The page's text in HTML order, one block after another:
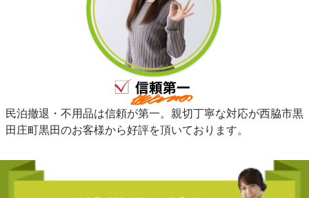
民泊撤退・不用品は信頼が第一。親切丁寧な対応が西脇市黒
田庄町黒田のお客様から好評を頂いております。